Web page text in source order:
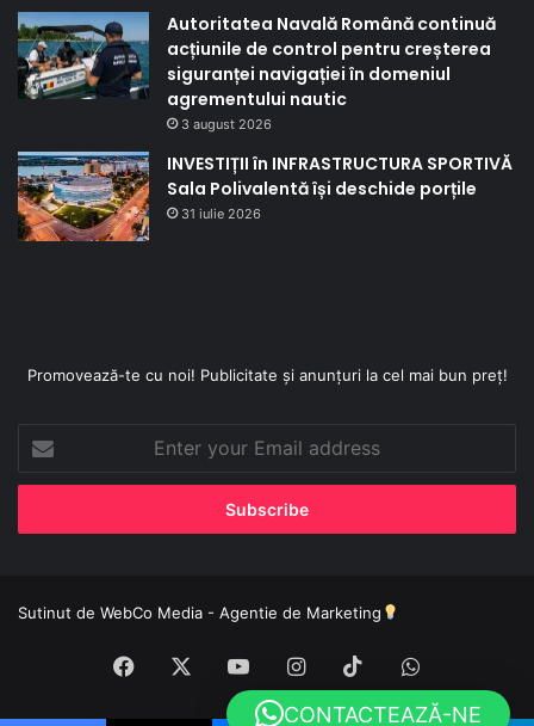
Autoritatea Navală Română continuă
acțiunile de control pentru creșterea
siguranței navigației în domeniul
agrementului nautic
3 august 2026
INVESTIȚII în INFRASTRUCTURA SPORTIVĂ
Sala Polivalentă își deschide porțile
31 iulie 2026
Promovează-te cu noi! Publicitate și anunțuri la cel mai bun preț!
your
Email
Sutinut de WebCo Media - Agentie de Marketing
Facebook YouTubeInstagram
TikTokWhatsApp
CONTACTEAZĂ-NE